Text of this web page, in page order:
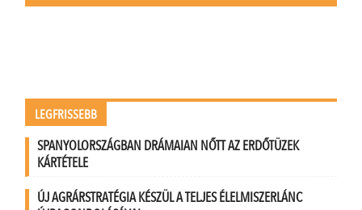
LEGFRISSEBB
SPANYOLORSZÁGBAN DRÁMAIAN NŐTT AZ ERDŐTÜZEK
KÁRTÉTELE
ÚJ AGRÁRSTRATÉGIA KÉSZÜL A TELJES ÉLELMISZERLÁNC